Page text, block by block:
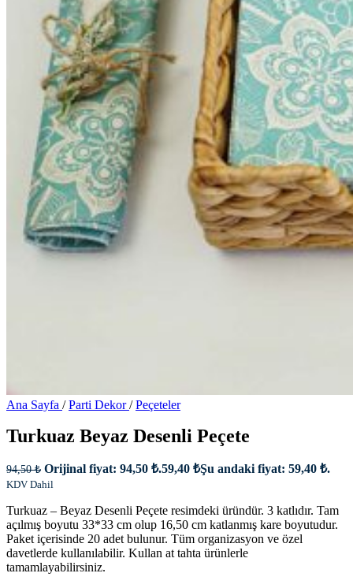
Ana Sayfa / Parti Dekor/ Peçeteler
Turkuaz Beyaz Desenli Peçete
94,50₺ Orijinal fiyat: 94,50 ₺.59,40 ₺Şu andaki fiyat: 59,40 ₺.
KDV Dahil
Turkuaz – Beyaz Desenli Peçete resimdeki üründür. 3 katlıdır. Tam
açılmış boyutu 33*33 cm olup 16,50 cm katlanmış kare boyutudur.
Paket içerisinde 20 adet bulunur. Tüm organizasyon ve özel
davetlerde kullanılabilir. Kullan at tahta ürünlerle
tamamlayabilirsiniz.